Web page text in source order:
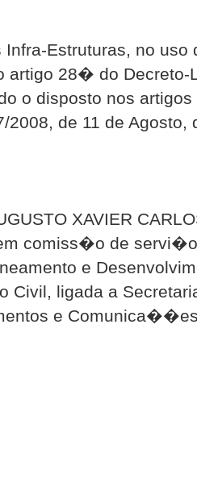
Infra-Estruturas, no
artigo 28� do
o disposto nos
de 11 de Agosto,
XAVIER
comiss�o de
e
ligada a
e